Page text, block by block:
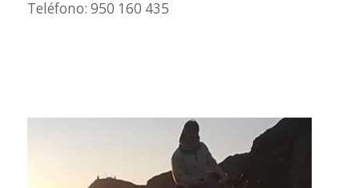
Teléfono: 950 160 435